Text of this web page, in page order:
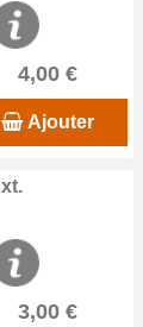
4,00 €
Ajouter
3,00 €